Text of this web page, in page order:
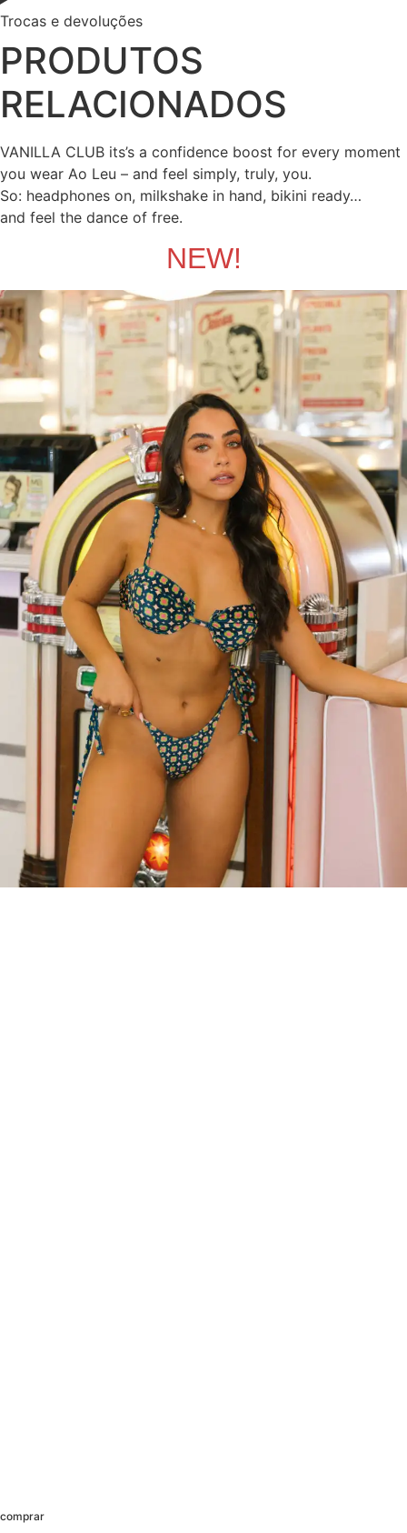
Trocas e devoluções
PRODUTOS
RELACIONADOS
VANILLA CLUB its’s a confidence boost for every moment
you wear Ao Leu – and feel simply, truly, you.
So: headphones on, milkshake in hand, bikini ready…
and feel the dance of free.
NEW!
comprar